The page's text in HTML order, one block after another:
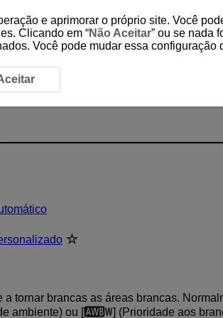
tornar brancas as áreas brancas.
ambiente) ou [ ] (Prioridade aos
e aprimorar o próprio site. Você
Clicando em “Não Aceitar” ou se nada
Você pode mudar essa configuração